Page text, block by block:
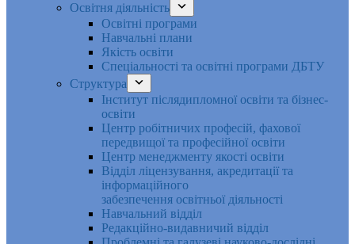
Освітня діяльність
Освітні програми
Навчальні плани
Якість освіти
Спеціальності та освітні програми ДБТУ
Структура
Інститут післядипломної освіти та бізнес-
освіти
Центр робітничих професій, фахової
передвищої та професійної освіти
Центр менеджменту якості освіти
Відділ ліцензування, акредитації та
інформаційного
забезпечення освітньої діяльності
Навчальний відділ
Редакційно-видавничий відділ